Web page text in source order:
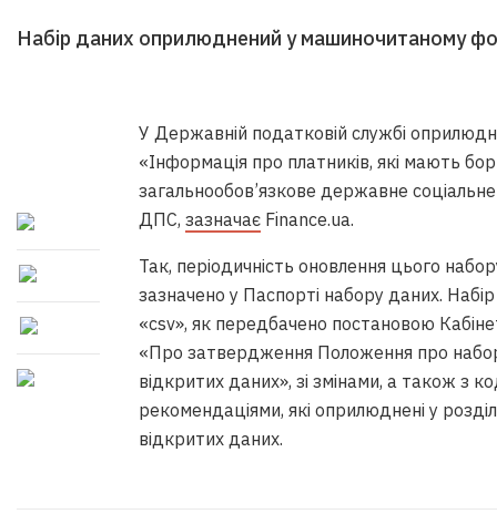
Набір даних оприлюднений у машиночитаному
У Державній податковій службі
«Інформація про платників, які мають
загальнообов’язкове державне
ДПС, зазначає Finance.ua.
Так, періодичність оновлення цього
зазначено у Паспорті набору даних.
«csv», як передбачено постановою
«Про затвердження Положення про
відкритих даних», зі змінами, а також з
рекомендаціями, які оприлюднені у
відкритих даних.